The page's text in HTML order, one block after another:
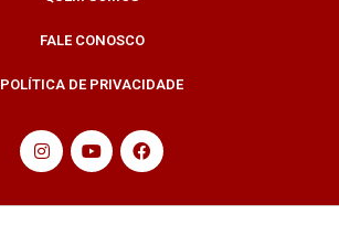
FALE CONOSCO
POLÍTICA DE PRIVACIDADE